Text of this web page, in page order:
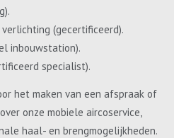
(gecertificeerd).
inbouwstation).
specialist).
het maken van een afspraak of
onze mobiele aircoservice,
haal- en brengmogelijkheden.